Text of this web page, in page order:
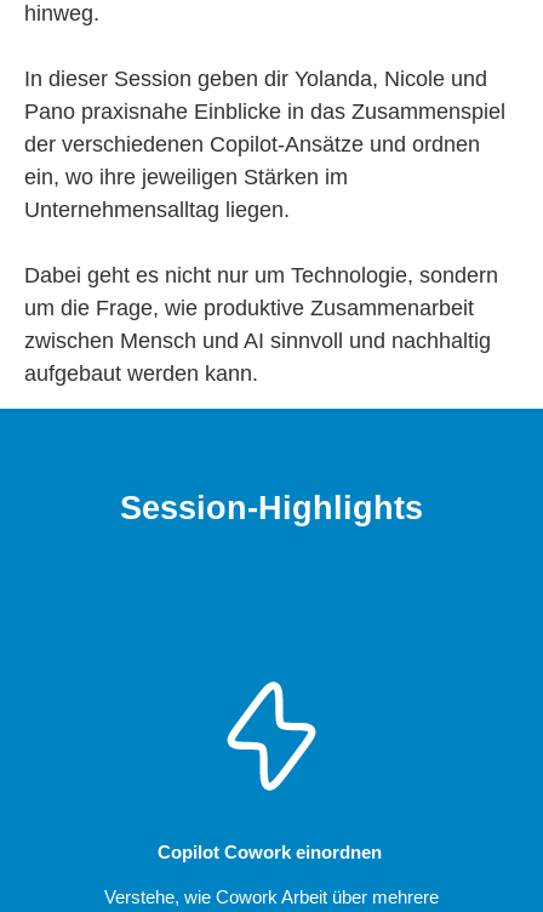
hinweg.
In dieser Session geben dir Yolanda, Nicole und
Pano praxisnahe Einblicke in das Zusammenspiel
der verschiedenen Copilot-Ansätze und ordnen
ein, wo ihre jeweiligen Stärken im
Unternehmensalltag liegen.
Dabei geht es nicht nur um Technologie, sondern
um die Frage, wie produktive Zusammenarbeit
zwischen Mensch und AI sinnvoll und nachhaltig
aufgebaut werden kann.
Session-Highlights
Copilot Cowork einordnen
Verstehe, wie Cowork Arbeit über mehrere